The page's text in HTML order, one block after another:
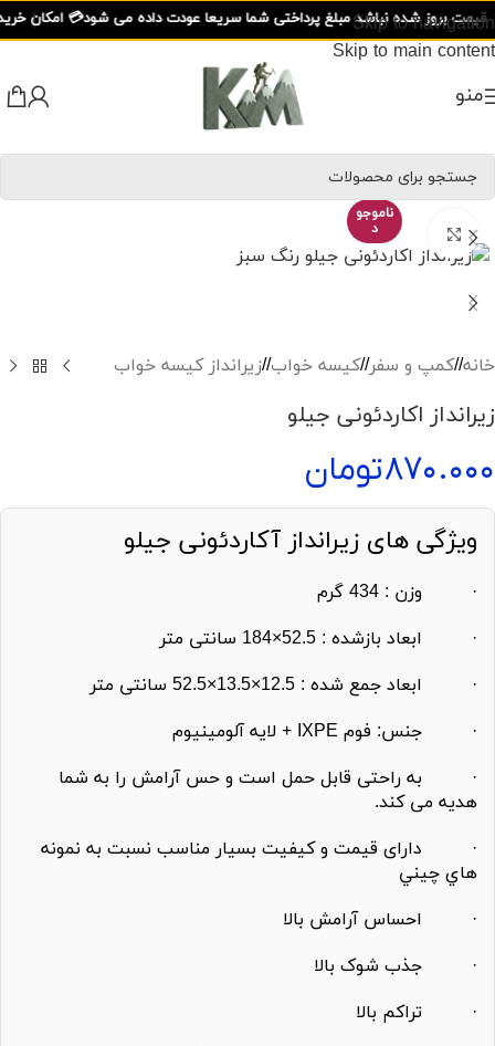
Skip to navigation
Skip to main content
بروز شده نباشد مبلغ پرداختی شما سریعا عودت داده می شود💳 امکان خرید
منو
ناموجو
د
برای بزرگنمایی کلیک کنید
خانه/کمپ و سفر/کیسه خواب/زیرانداز کیسه خواب
زیرانداز اکاردئونی جیلو
۸۷۰.۰۰۰تومان
ویژگی های زیرانداز آکاردئونی جیلو
· وزن : 434 گرم
· ابعاد بازشده : 52.5×184 سانتی متر
· ابعاد جمع شده : 12.5×13.5×52.5 سانتی متر
· جنس: فوم IXPE + لایه آلومینیوم
· به راحتی قابل حمل است و حس آرامش را به شما
هدیه می کند.
· دارای قيمت و كيفيت بسيار مناسب نسبت به نمونه
هاي چيني
· احساس آرامش بالا
· جذب شوک بالا
· تراکم بالا